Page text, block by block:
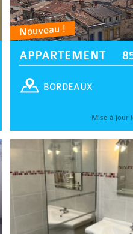
Nouveau !
APPARTEMENT
BORDEAUX
Mise à jour